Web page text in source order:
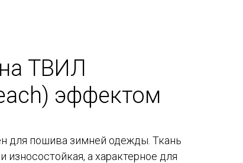
ТВИЛ
эффектом
для пошива зимней одежды. Ткань
износостойкая, а характерное для